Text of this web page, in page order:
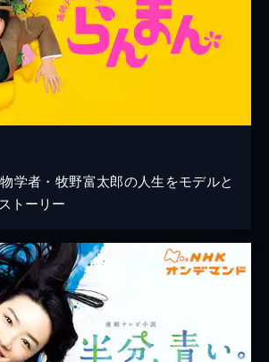
学者・牧野富太郎の人生をモデルと
トーリー